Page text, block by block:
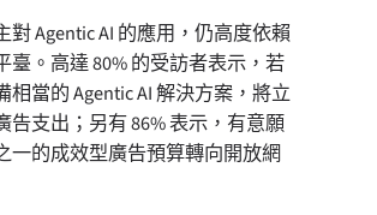
對 Agentic AI 的應用，仍高度依賴
臺。高達 80% 的受訪者表示，若
相當的 Agentic AI 解決方案，將立
告支出；另有 86% 表示，有意願
一的成效型廣告預算轉向開放網